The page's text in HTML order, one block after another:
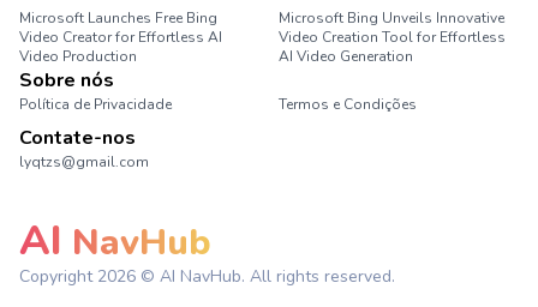
Microsoft Launches Free Bing
Video Creator for Effortless AI
Video Production
Microsoft Bing Unveils Innovative
Video Creation Tool for Effortless
AI Video Generation
Sobre nós
Política de Privacidade Termos e Condições
Contate-nos
lyqtzs@gmail.com
AI NavHub
Copyright 2026 © AI NavHub. All rights reserved.